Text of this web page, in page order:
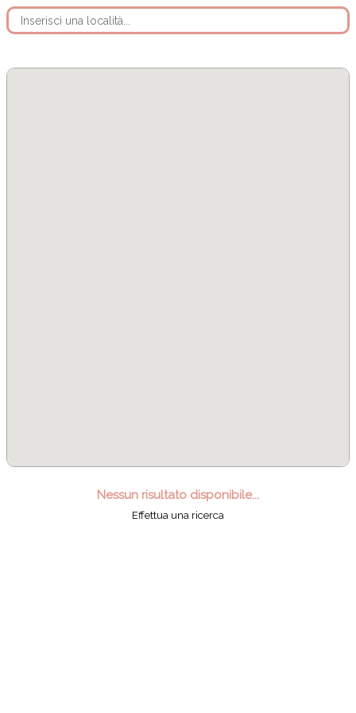
Nessun risultato disponibile...
Effettua una ricerca